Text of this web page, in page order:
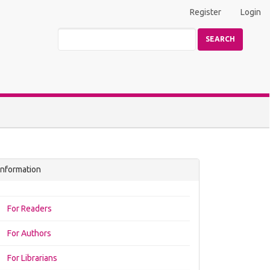
Register Login
SEARCH
For Readers
For Authors
For Librarians